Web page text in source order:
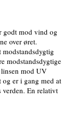
godt mod vind og
over øret.
modstandsdygtige
mod UV
er i gang med at
verden. En relativt